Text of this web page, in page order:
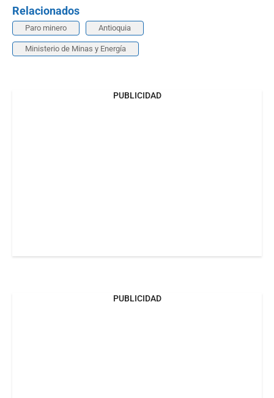
Relacionados
Paro minero Antioquia
Ministerio de Minas y Energía
PUBLICIDAD
PUBLICIDAD